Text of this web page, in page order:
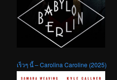
เร็วๆ นี้ – Carolina Caroline (2025)